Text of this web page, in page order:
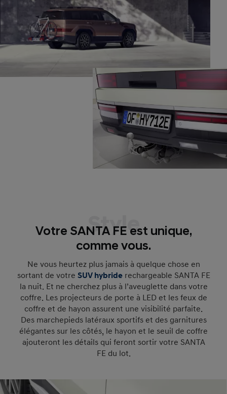
Style
Votre SANTA FE est unique,
comme vous.
Ne vous heurtez plus jamais à quelque chose en
sortant de votre SUV hybriderechargeable SANTA FE
la nuit. Et ne cherchez plus à l’aveuglette dans votre
coffre. Les projecteurs de porte à LED et les feux de
coffre et de hayon assurent une visibilité parfaite.
Des marchepieds latéraux sportifs et des garnitures
élégantes sur les côtés, le hayon et le seuil de coffre
ajouteront les détails qui feront sortir votre SANTA
FE du lot.